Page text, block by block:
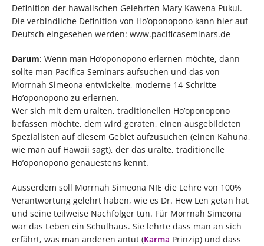
Definition der hawaiischen Gelehrten Mary Kawena Pukui.
Die verbindliche Definition von Ho’oponopono kann hier auf
Deutsch eingesehen werden: www.pacificaseminars.de
Darum: Wenn man Ho’oponopono erlernen möchte, dann
sollte man Pacifica Seminars aufsuchen und das von
Morrnah Simeona entwickelte, moderne 14-Schritte
Ho’oponopono zu erlernen.
Wer sich mit dem uralten, traditionellen Ho’oponopono
befassen möchte, dem wird geraten, einen ausgebildeten
Spezialisten auf diesem Gebiet aufzusuchen (einen Kahuna,
wie man auf Hawaii sagt), der das uralte, traditionelle
Ho’oponopono genauestens kennt.
Ausserdem soll Morrnah Simeona NIE die Lehre von 100%
Verantwortung gelehrt haben, wie es Dr. Hew Len getan hat
und seine teilweise Nachfolger tun. Für Morrnah Simeona
war das Leben ein Schulhaus. Sie lehrte dass man an sich
erfährt, was man anderen antut (Karma Prinzip) und dass